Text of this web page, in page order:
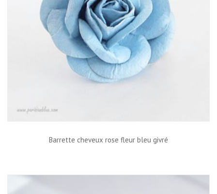
Barrette cheveux rose fleur bleu givré